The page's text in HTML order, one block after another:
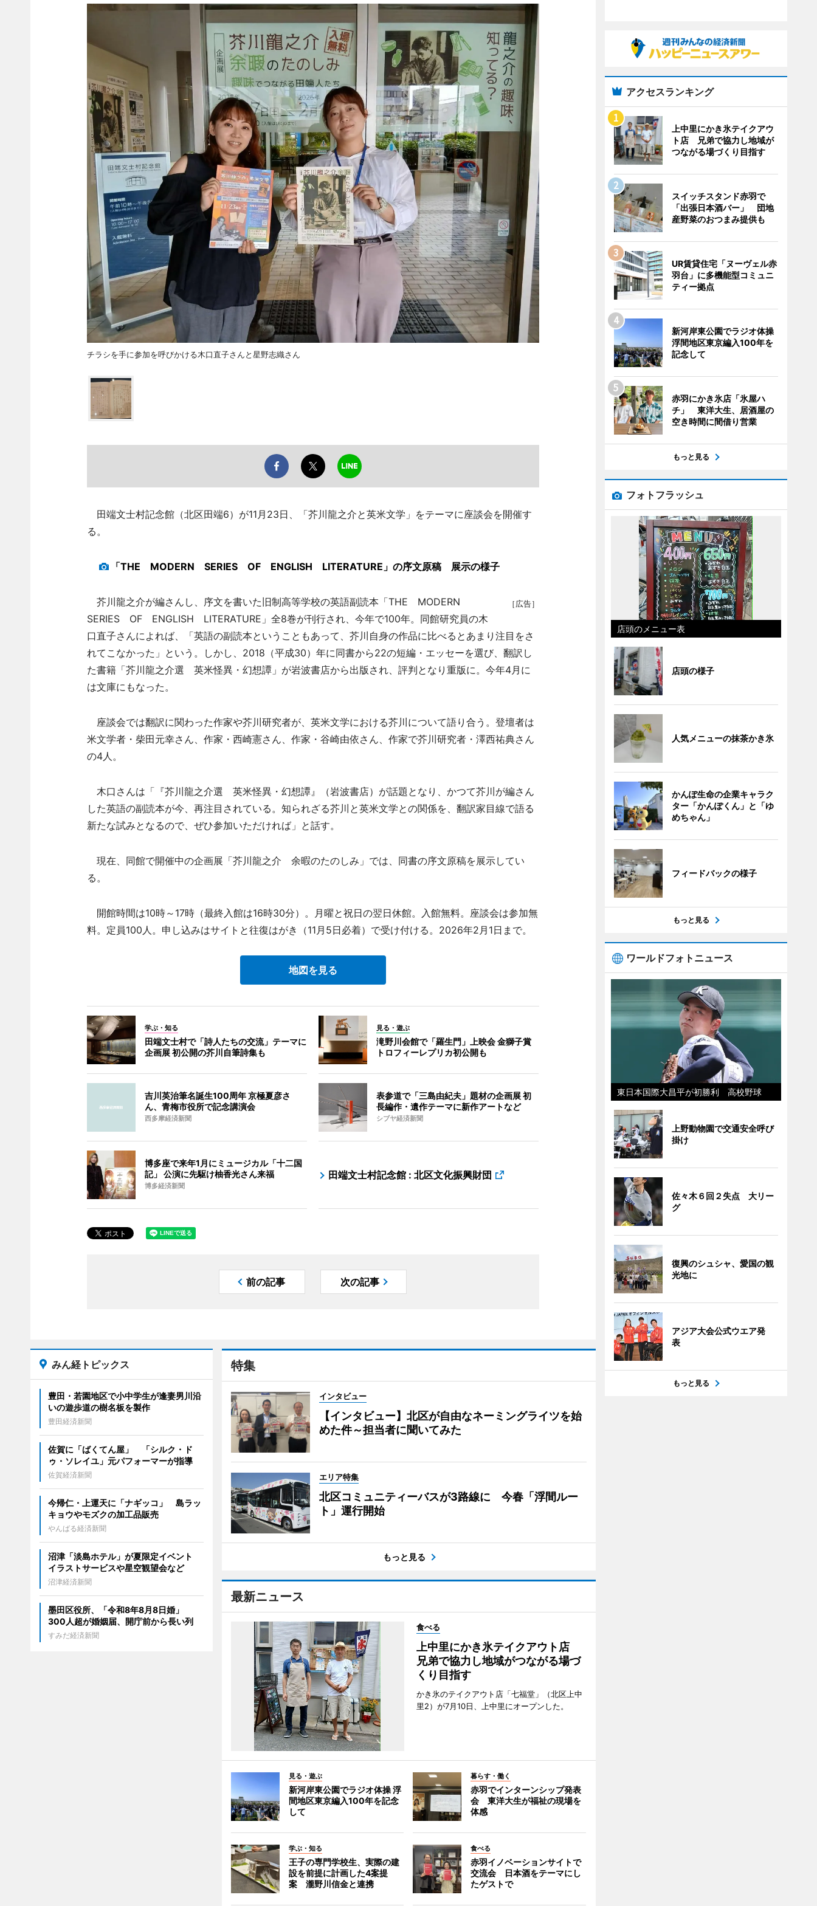
チラシを手に参加を呼びかける木口直子さんと星野志織さん
田端文士村記念館（北区田端6）が11月23日、「芥川龍之介と英米文学」をテーマに座談会を開催す
る。
「THE MODERN SERIES OF ENGLISH LITERATURE」の序文原稿 展示の様子
［広告］
芥川龍之介が編さんし、序文を書いた旧制高等学校の英語副読本「THE MODERN
SERIES OF ENGLISH LITERATURE」全8巻が刊行され、今年で100年。同館研究員の木
口直子さんによれば、「英語の副読本ということもあって、芥川自身の作品に比べるとあまり注目をさ
れてこなかった」という。しかし、2018（平成30）年に同書から22の短編・エッセーを選び、翻訳し
た書籍「芥川龍之介選 英米怪異・幻想譚」が岩波書店から出版され、評判となり重版に。今年4月に
は文庫にもなった。
座談会では翻訳に関わった作家や芥川研究者が、英米文学における芥川について語り合う。登壇者は
米文学者・柴田元幸さん、作家・西崎憲さん、作家・谷崎由依さん、作家で芥川研究者・澤西祐典さん
の4人。
木口さんは「『芥川龍之介選 英米怪異・幻想譚』（岩波書店）が話題となり、かつて芥川が編さん
した英語の副読本が今、再注目されている。知られざる芥川と英米文学との関係を、翻訳家目線で語る
新たな試みとなるので、ぜひ参加いただければ」と話す。
現在、同館で開催中の企画展「芥川龍之介 余暇のたのしみ」では、同書の序文原稿を展示してい
る。
開館時間は10時～17時（最終入館は16時30分）。月曜と祝日の翌日休館。入館無料。座談会は参加無
料。定員100人。申し込みはサイトと往復はがき（11月5日必着）で受け付ける。2026年2月1日まで。
地図を見る
学ぶ・知る
田端文士村で「詩人たちの交流」テーマに
企画展 初公開の芥川自筆詩集も
見る・遊ぶ
滝野川会館で「羅生門」上映会 金獅子賞
トロフィーレプリカ初公開も
吉川英治筆名誕生100周年 京極夏彦さ
ん、青梅市役所で記念講演会
西多摩経済新聞
表参道で「三島由紀夫」題材の企画展 初
長編作・遺作テーマに新作アートなど
シブヤ経済新聞
博多座で来年1月にミュージカル「十二国
記」 公演に先駆け柚香光さん来福
博多経済新聞
田端文士村記念館 : 北区文化振興財団
前の記事 次の記事
特集
インタビュー
【インタビュー】北区が自由なネーミングライツを始
めた件～担当者に聞いてみた
エリア特集
北区コミュニティーバスが3路線に 今春「浮間ルー
ト」運行開始
もっと見る
最新ニュース
食べる
上中里にかき氷テイクアウト店
兄弟で協力し地域がつながる場づ
くり目指す
かき氷のテイクアウト店「七福堂」（北区上中
里2）が7月10日、上中里にオープンした。
見る・遊ぶ
新河岸東公園でラジオ体操 浮
間地区東京編入100年を記念
して
暮らす・働く
赤羽でインターンシップ発表
会 東洋大生が福祉の現場を
体感
学ぶ・知る
王子の専門学校生、実際の建
設を前提に計画した4案提
案 瀧野川信金と連携
食べる
赤羽イノベーションサイトで
交流会 日本酒をテーマにし
たゲストで
みん経トピックス
豊田・若園地区で小中学生が逢妻男川沿
いの遊歩道の樹名板を製作
豊田経済新聞
佐賀に「ばくてん屋」 「シルク・ド
ゥ・ソレイユ」元パフォーマーが指導
佐賀経済新聞
今帰仁・上運天に「ナギッコ」 島ラッ
キョウやモズクの加工品販売
やんばる経済新聞
沼津「淡島ホテル」が夏限定イベント
イラストサービスや星空観望会など
沼津経済新聞
墨田区役所、「令和8年8月8日婚」
300人超が婚姻届、開庁前から長い列
すみだ経済新聞
アクセスランキング
上中里にかき氷テイクアウ
ト店 兄弟で協力し地域が
つながる場づくり目指す
スイッチスタンド赤羽で
「出張日本酒バー」 団地
産野菜のおつまみ提供も
UR賃貸住宅「ヌーヴェル赤
羽台」に多機能型コミュニ
ティー拠点
新河岸東公園でラジオ体操
浮間地区東京編入100年を
記念して
赤羽にかき氷店「氷屋ハ
チ」 東洋大生、居酒屋の
空き時間に間借り営業
もっと見る
フォトフラッシュ
店頭のメニュー表
店頭の様子
人気メニューの抹茶かき氷
かんぽ生命の企業キャラク
ター「かんぽくん」と「ゆ
めちゃん」
フィードバックの様子
もっと見る
ワールドフォトニュース
東日本国際大昌平が初勝利 高校野球
上野動物園で交通安全呼び
掛け
佐々木６回２失点 大リー
グ
復興のシュシャ、愛国の観
光地に
アジア大会公式ウエア発
表
もっと見る